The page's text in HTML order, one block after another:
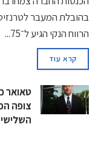
הרווח הנקי הגיע ל־75...
קרא עוד
השלישי